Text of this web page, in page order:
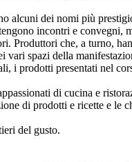
alcuni dei nomi più
incontri e convegni,
Produttori che, a turno,
vari spazi della
i prodotti presentati nel
di cucina e
di prodotti e ricette e le
del gusto.